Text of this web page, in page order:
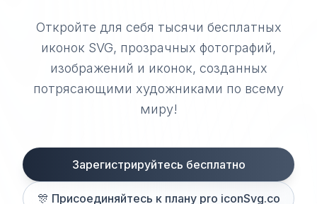
Откройте для себя тысячи бесплатных
иконок SVG, прозрачных фотографий,
изображений и иконок, созданных
потрясающими художниками по всему
миру!
Зарегистрируйтесь бесплатно
🎊 Присоединяйтесь к плану pro iconSvg.co